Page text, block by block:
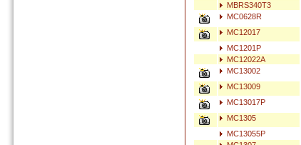
MBRS340T3
MC0628R
MC12017
MC1201P
MC12022A
MC13002
MC13009
MC13017P
MC1305
MC13055P